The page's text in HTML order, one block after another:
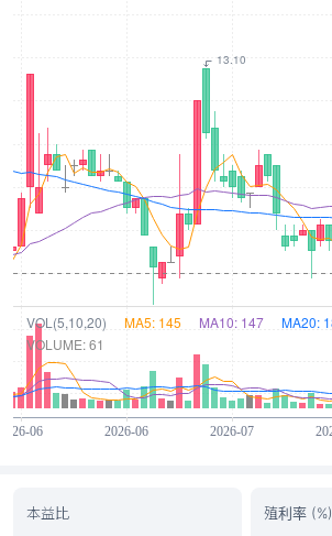
本益比 殖利率 (%)